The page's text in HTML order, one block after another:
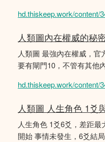
hd.thiskeep.work/content/
人類圖內在權威的秘
人類圖 最強內在權威，官
要有閘門10，不管有其他
hd.thiskeep.work/content/
人類圖 人生角色 1爻
人生角色 1爻6爻，差距
開始 事情未發生，6爻結局